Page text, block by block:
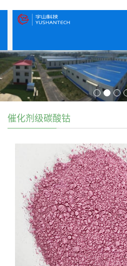
催化剂级碳酸钴